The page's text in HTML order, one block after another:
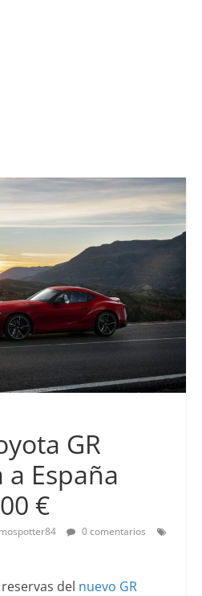
GR
España
€
mospotter84
0 comentarios
del nuevo GR